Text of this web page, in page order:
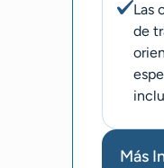
Las
de
Más